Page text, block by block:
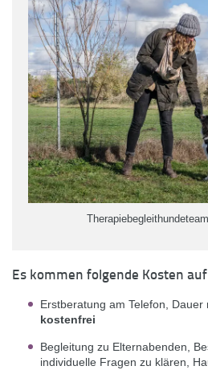
Es kommen folgende Kosten
Erstberatung am Telefon, Dauer
kostenfrei
Begleitung zu Elternabenden,
individuelle Fragen zu klären,